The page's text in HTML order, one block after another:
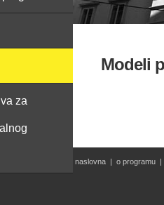
za
Modeli
naslovna | o programu |